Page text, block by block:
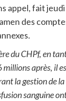
appel, fait
des
du CHPf, en
millions après, il
la gestion de
sanguine